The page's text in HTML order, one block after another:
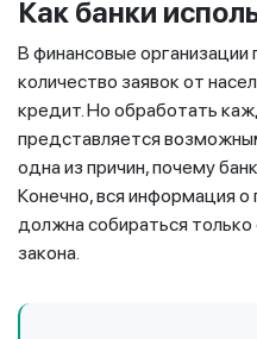
Как банки
В финансовые организации
количество заявок от
кредит. Но обработать
представляется
одна из причин, почему
Конечно, вся информация
должна собираться только
закона.